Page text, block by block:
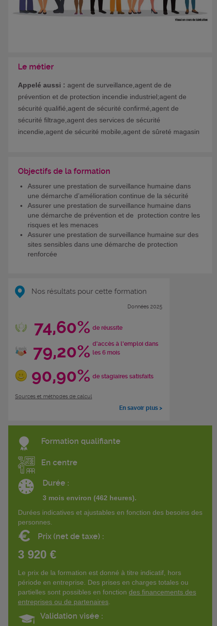
Le métier
Appelé aussi : agent de surveillance,agent de de
prévention et de protection incendie industriel;agent de
sécurité qualifié,agent de sécurité confirmé,agent de
sécurité filtrage,agent des services de sécurité
incendie,agent de sécurité mobile,agent de sûreté magasin
Objectifs de la formation
Assurer une prestation de surveillance humaine dans
une démarche d’amélioration continue de la sécurité
Assurer une prestation de surveillance humaine dans
une démarche de prévention et de protection contre les
risques et les menaces
Assurer une prestation de surveillance humaine sur des
sites sensibles dans une démarche de protection
renforcée
Nos résultats pour cette formation
Données 2025
74,60% de réussite
79,20% d'accès à l'emploi dans
les 6 mois
90,90% de stagiaires satisfaits
Sources et méthodes de calcul
En savoir plus >
Formation qualifiante
En centre
Durée :
3 mois environ (462 heures).
Durées indicatives et ajustables en fonction des besoins des
personnes.
€ Prix (net de taxe) :
3 920 €
Le prix de la formation est donné à titre indicatif, hors
période en entreprise. Des prises en charges totales ou
partielles sont possibles en fonction des financements des
entreprises ou de partenaires
Validation visée :